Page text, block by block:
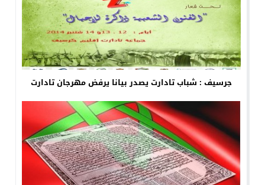
جرسيف : شباب تادارت يصدر بيانا يرفض مهرجان تادارت